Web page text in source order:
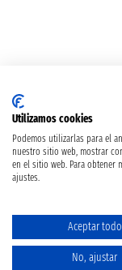
Utilizamos cookies
Podemos utilizarlas para el
nuestro sitio web, mostrar
en el sitio web. Para obtener
ajustes.
Aceptar todo
No, ajustar